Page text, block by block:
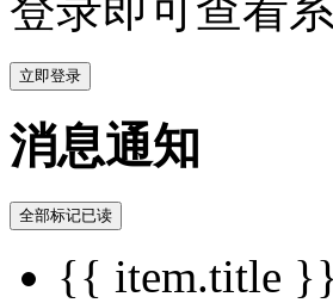
登录即可查看
立即登录
消息通知
全部标记已读
{{ item.title